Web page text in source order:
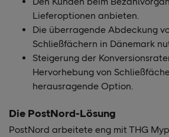
Lieferoptionen anbieten.
Die überragende Abdeckung
Schließfächern in Dänemark
Steigerung der
Hervorhebung von
herausragende Option.
Die PostNord-Lösung
PostNord arbeitete eng mit THG